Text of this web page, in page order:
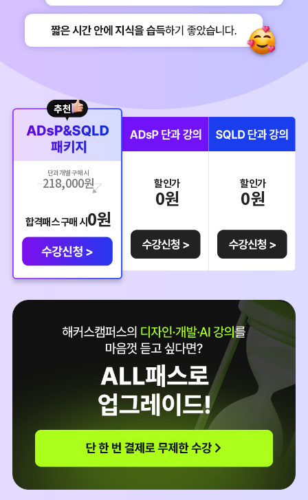
단과 개별 구매 시
218,000원
합격패스 구매 시0원
할인가
0원
할인가
0원